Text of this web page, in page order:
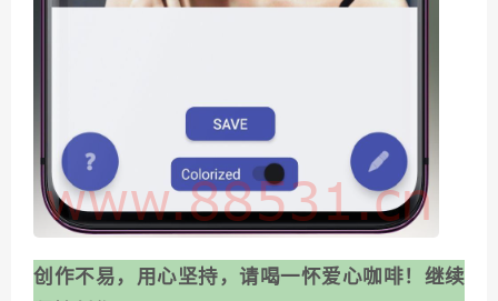
创作不易，用心坚持，请喝一怀爱心咖啡！继续